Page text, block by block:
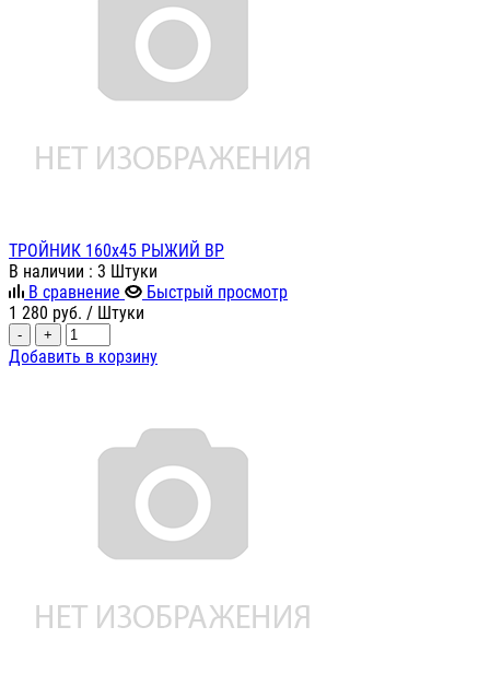
ТРОЙНИК 160х45 РЫЖИЙ ВР
В наличии : 3 Штуки
В сравнение
Быстрый просмотр
1 280 руб. / Штуки
- +
Добавить в корзину